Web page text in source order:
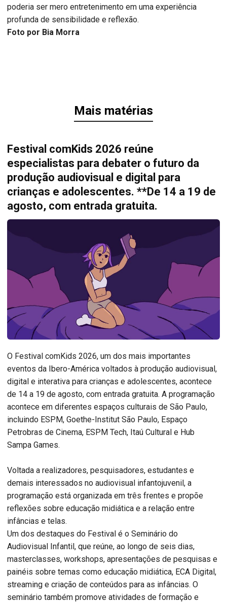
poderia ser mero entretenimento em uma experiência
profunda de sensibilidade e reflexão.
Foto por Bia Morra
Mais matérias
Festival comKids 2026 reúne
especialistas para debater o futuro da
produção audiovisual e digital para
crianças e adolescentes. **De 14 a 19 de
agosto, com entrada gratuita.
O Festival comKids 2026, um dos mais importantes
eventos da Ibero-América voltados à produção audiovisual,
digital e interativa para crianças e adolescentes, acontece
de 14 a 19 de agosto, com entrada gratuita. A programação
acontece em diferentes espaços culturais de São Paulo,
incluindo ESPM, Goethe-Institut São Paulo, Espaço
Petrobras de Cinema, ESPM Tech, Itaú Cultural e Hub
Sampa Games.
Voltada a realizadores, pesquisadores, estudantes e
demais interessados no audiovisual infantojuvenil, a
programação está organizada em três frentes e propõe
reflexões sobre educação midiática e a relação entre
infâncias e telas.
Um dos destaques do Festival é o Seminário do
Audiovisual Infantil, que reúne, ao longo de seis dias,
masterclasses, workshops, apresentações de pesquisas e
painéis sobre temas como educação midiática, ECA Digital,
streaming e criação de conteúdos para as infâncias. O
seminário também promove atividades de formação e